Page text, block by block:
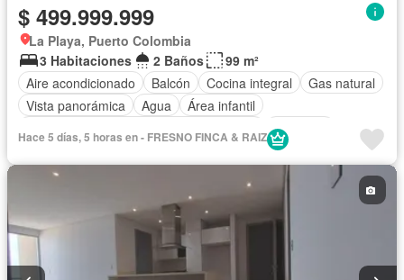
$ 499.999.999
La Playa, Puerto Colombia
3 Habitaciones
2 Baños
99 m²
Aire acondicionado
Balcón Cocina integral
Gas natural
Vista panorámica
Agua
Área infantil
Gimnasio
Seguridad privada
Barbecue
Permite mascotas
Sin amoblar
Hace 5 días, 5 horas en - FRESNO FINCA & RAIZ